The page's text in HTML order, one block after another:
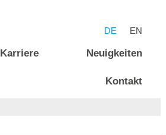
DE EN
Karriere Neuigkeiten
Kontakt